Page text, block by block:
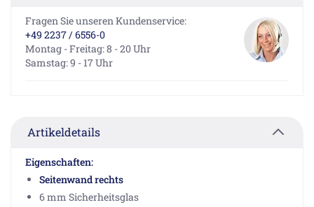
Fragen Sie unseren Kundenservice:
+49 2237 / 6556-0
Montag - Freitag: 8 - 20 Uhr
Samstag: 9 - 17 Uhr
Artikeldetails
Eigenschaften:
Seitenwand rechts
6 mm Sicherheitsglas